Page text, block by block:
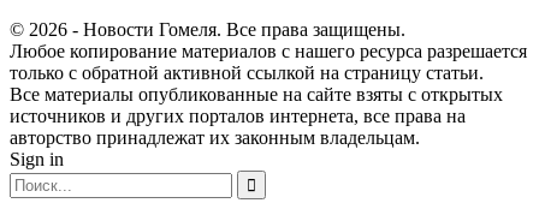
© 2026 - Новости Гомеля. Все права защищены.
Любое копирование материалов с нашего ресурса разрешается
только с обратной активной ссылкой на страницу статьи.
Все материалы опубликованные на сайте взяты с открытых
источников и других порталов интернета, все права на
авторство принадлежат их законным владельцам.
Sign in